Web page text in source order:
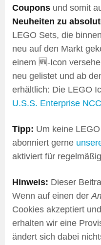
Coupons und somit
Neuheiten zu
LEGO Sets, die
neu auf den Markt
einem 🆕-Icon
neu gelistet und ab
erhältlich: Die LEGO
U.S.S. Enterprise
Tipp: Um keine
abonniert gerne
aktiviert für
Hinweis: Dieser
Wenn auf einen der
Cookies akzeptiert
erhalten wir eine
ändert sich dabei